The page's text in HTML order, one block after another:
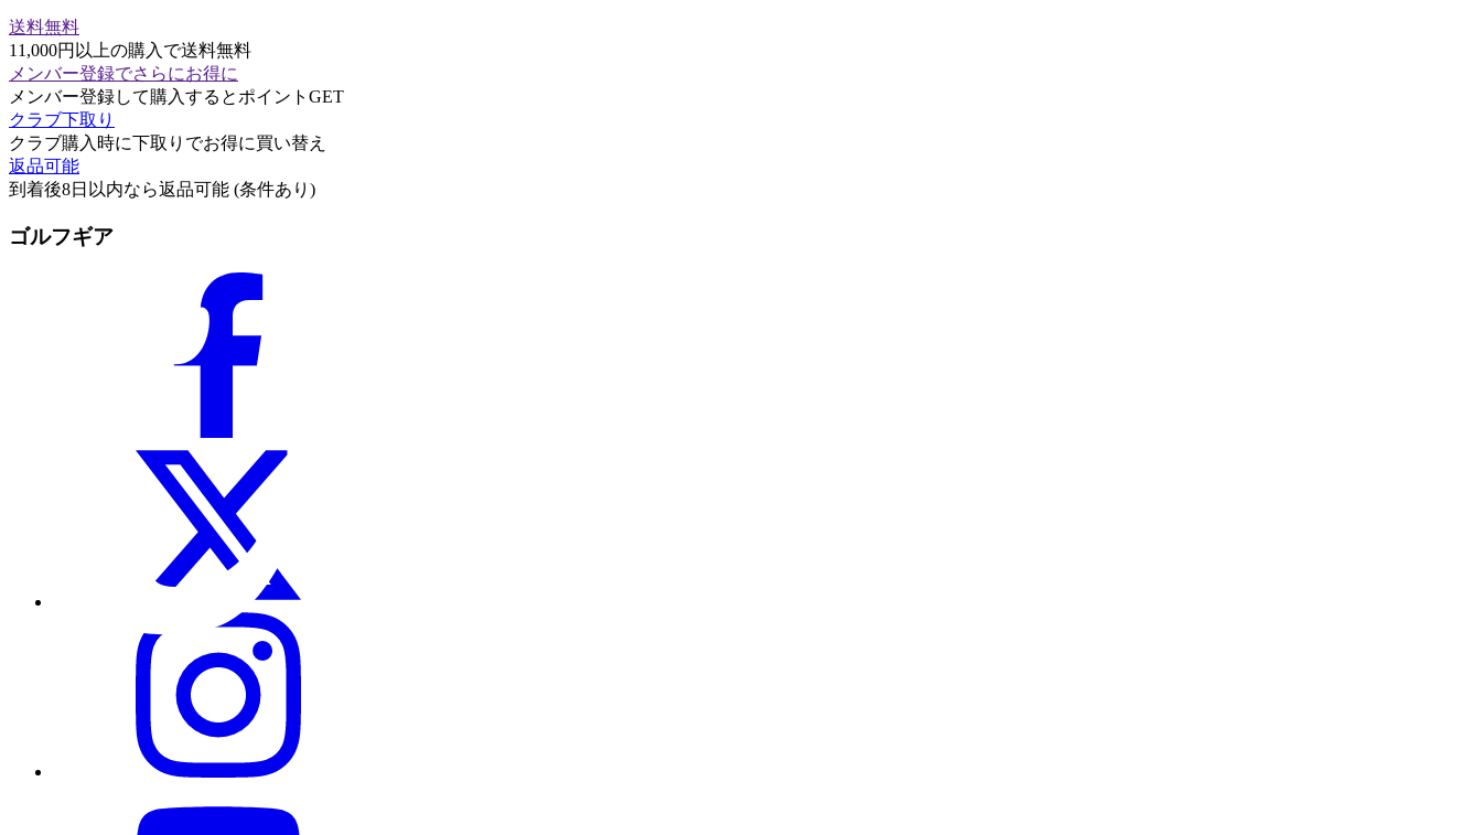
送料無料
11,000円以上の購入で送料無料
メンバー登録でさらにお得に
メンバー登録して購入するとポイントGET
クラブ下取り
クラブ購入時に下取りでお得に買い替え
返品可能
到着後8日以内なら返品可能 (条件あり)
ゴルフギア